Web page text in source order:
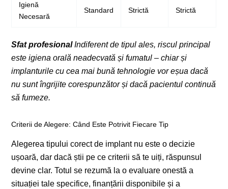
Igienă
Necesară
Standard Strictă Strictă
Sfat profesional Indiferent de tipul ales, riscul principal
este igiena orală neadecvată și fumatul – chiar și
implanturile cu cea mai bună tehnologie vor eșua dacă
nu sunt îngrijite corespunzător și dacă pacientul continuă
să fumeze.
Criterii de Alegere: Când Este Potrivit Fiecare Tip
Alegerea tipului corect de implant nu este o decizie
ușoară, dar dacă știi pe ce criterii să te uiți, răspunsul
devine clar. Totul se rezumă la o evaluare onestă a
situației tale specifice, finanțării disponibile și a